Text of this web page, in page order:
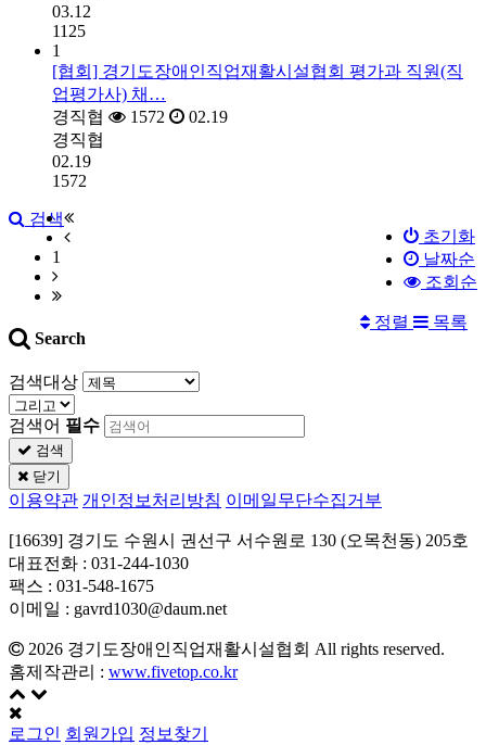
03.12
1125
1
[협회] 경기도장애인직업재활시설협회 평가과 직원(직
업평가사) 채…
경직협
1572
02.19
경직협
02.19
1572
초기화
날짜순
조회순
정렬 목록
검색
1
Search
검색대상
검색어 필수
검색
닫기
이용약관 개인정보처리방침 이메일무단수집거부
[16639] 경기도 수원시 권선구 서수원로 130 (오목천동) 205호
대표전화 : 031-244-1030
팩스 : 031-548-1675
이메일 : gavrd1030@daum.net
2026 경기도장애인직업재활시설협회 All rights reserved.
홈제작관리 : www.fivetop.co.kr
로그인 회원가입 정보찾기